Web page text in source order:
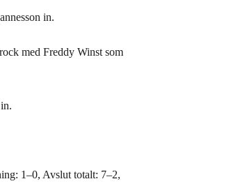
in.
med Freddy Winst som
1–0, Avslut totalt: 7–2,